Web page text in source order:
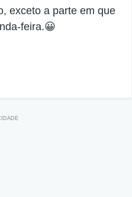
exceto a parte em que
feira.😀